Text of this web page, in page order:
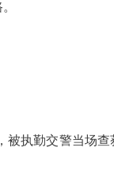
执勤交警当场